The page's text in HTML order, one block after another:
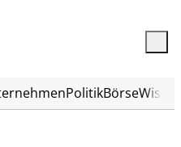
PolitikBörse